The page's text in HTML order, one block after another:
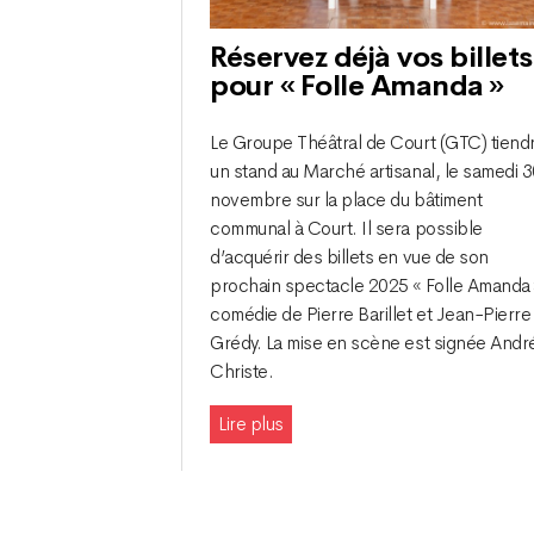
Réservez déjà vos billets
pour « Folle Amanda »
Le Groupe Théâtral de Court (GTC)
un stand au Marché artisanal, le samedi
novembre sur la place du bâtiment
communal à Court. Il sera possible
d’acquérir des billets en vue de son
prochain spectacle 2025 « Folle Amanda
comédie de Pierre Barillet et Jean-Pierre
Grédy. La mise en scène est signée
Christe.
Lire plus